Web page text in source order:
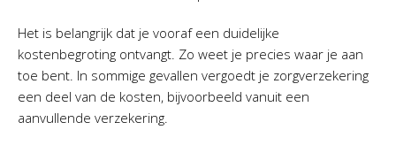
Het is belangrijk dat je vooraf een duidelijke
kostenbegroting ontvangt. Zo weet je precies waar je aan
toe bent. In sommige gevallen vergoedt je zorgverzekering
een deel van de kosten, bijvoorbeeld vanuit een
aanvullende verzekering.